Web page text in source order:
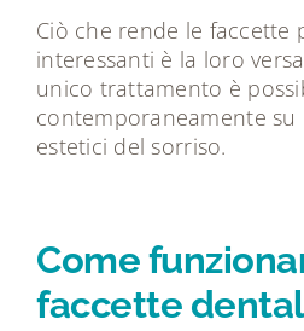
Ciò che rende le faccette
interessanti è la loro
unico trattamento è
contemporaneamente su
estetici del sorriso.
Come
faccette